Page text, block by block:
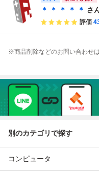
＊ ＊ ＊ ＊ ＊ さ
評価
※商品削除などのお問い合わせは
別のカテゴリで探す
コンピュータ